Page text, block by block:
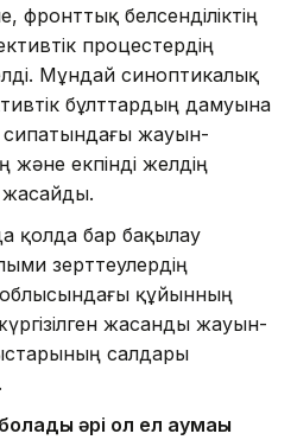
фронттық белсенділіктің
процестердің
Мұндай синоптикалық
бұлттардың дамуына
жауын-
екпінді желдің
қолда бар бақылау
зерттеулердің
құйынның
жүргізілген жасанды жауын-
салдары
әрі ол ел аумағы